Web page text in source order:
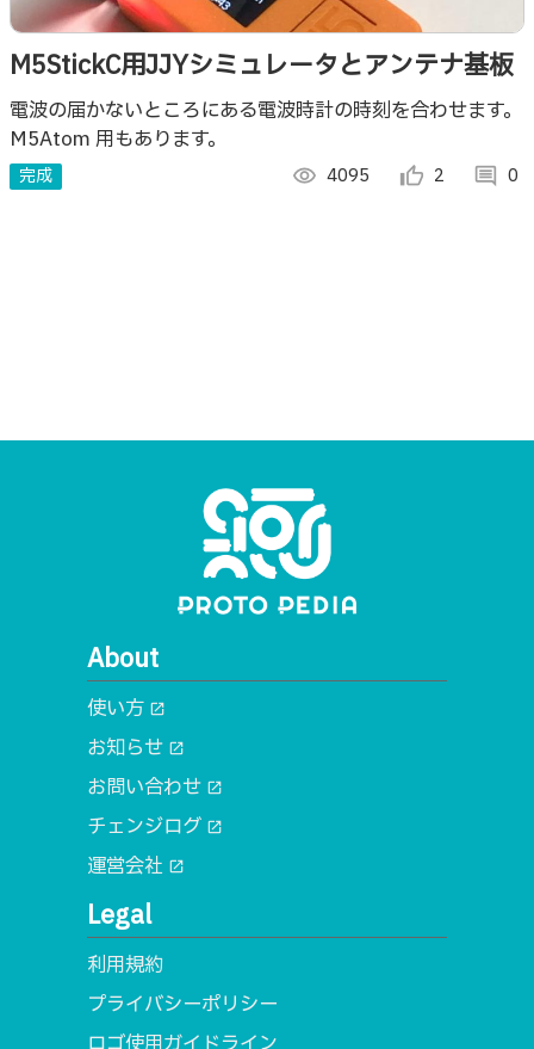
M5StickC用JJYシミュレータとアンテナ基板
電波の届かないところにある電波時計の時刻を合わせます。
M5Atom 用もあります。
完成 visibility 4095 thumb_up_alt 2 comment 0
About
使い方 open_in_new
お知らせ open_in_new
お問い合わせ open_in_new
チェンジログ open_in_new
運営会社 open_in_new
Legal
利用規約
プライバシーポリシー